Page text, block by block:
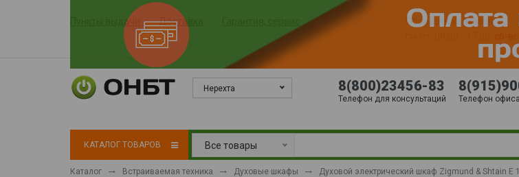
Пункты выдачи Доставка
Обработка заказов:
Нерехта 8(800)23456-83
Телефон для консультаций Телефон офиса
КАТАЛОГ ТОВАРОВ Все товары
Каталог Встраиваемая техника Духовые шкафы Духовой электрический шкаф Zigmund & Shtain E